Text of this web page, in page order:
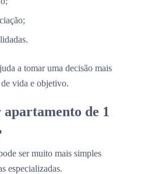
a tomar uma decisão mais
vida e objetivo.
de 1
ser muito mais simples
especializadas.